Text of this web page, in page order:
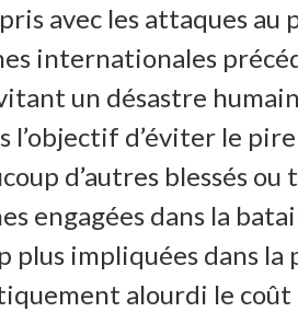
avec les attaques au
internationales
un désastre humain
l’objectif d’éviter le
d’autres blessés ou
engagées dans la
plus impliquées dans
alourdi le coût